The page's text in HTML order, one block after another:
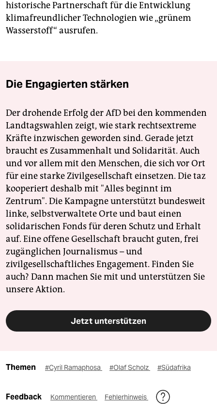
historische Partnerschaft für die Entwicklung
klimafreundlicher Technologien wie „grünem
Wasserstoff“ ausrufen.
Die Engagierten stärken
Der drohende Erfolg der AfD bei den kommenden
Landtagswahlen zeigt, wie stark rechtsextreme
Kräfte inzwischen geworden sind. Gerade jetzt
braucht es Zusammenhalt und Solidarität. Auch
und vor allem mit den Menschen, die sich vor Ort
für eine starke Zivilgesellschaft einsetzen. Die taz
kooperiert deshalb mit "Alles beginnt im
Zentrum". Die Kampagne unterstützt bundesweit
linke, selbstverwaltete Orte und baut einen
solidarischen Fonds für deren Schutz und Erhalt
auf. Eine offene Gesellschaft braucht guten, frei
zugänglichen Journalismus – und
zivilgesellschaftliches Engagement. Finden Sie
auch? Dann machen Sie mit und unterstützen Sie
unsere Aktion.
Jetzt unterstützen
Themen #Cyril Ramaphosa #Olaf Scholz #Südafrika
Feedback Kommentieren Fehlerhinweis